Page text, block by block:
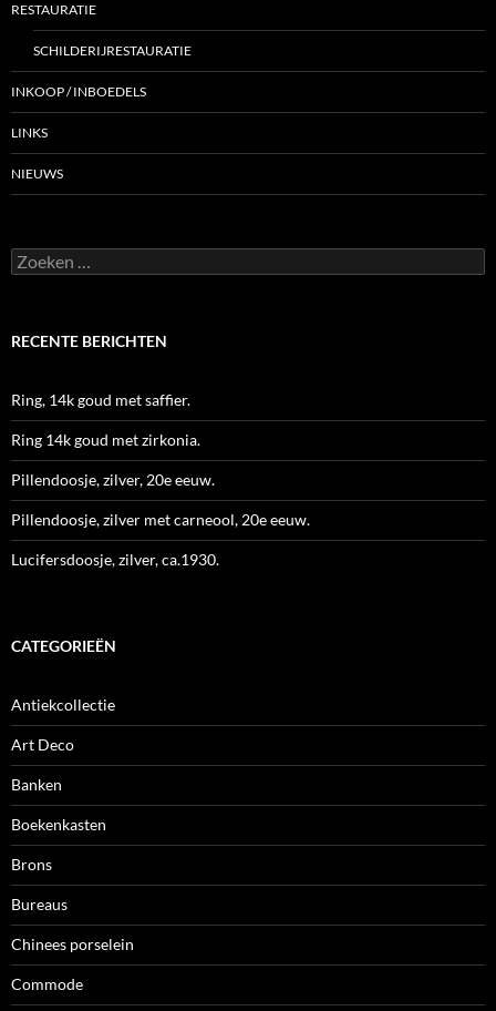
RESTAURATIE
SCHILDERIJRESTAURATIE
INKOOP / INBOEDELS
LINKS
NIEUWS
Zoeken
naar:
RECENTE BERICHTEN
Ring, 14k goud met saffier.
Ring 14k goud met zirkonia.
Pillendoosje, zilver, 20e eeuw.
Pillendoosje, zilver met carneool, 20e eeuw.
Lucifersdoosje, zilver, ca.1930.
CATEGORIEËN
Antiekcollectie
Art Deco
Banken
Boekenkasten
Brons
Bureaus
Chinees porselein
Commode